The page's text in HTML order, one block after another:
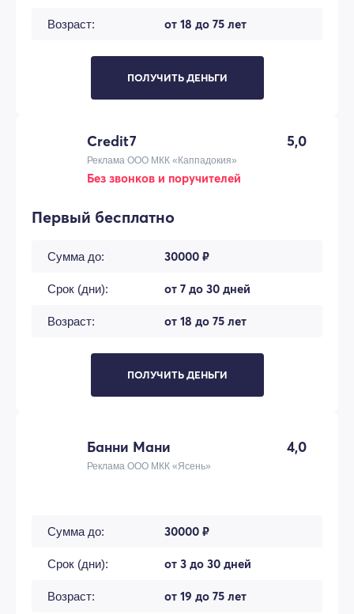
Возраст: от 18 до 75 лет
ПОЛУЧИТЬ ДЕНЬГИ
Credit7 5,0
Реклама ООО МКК «Каппадокия»
Без звонков и поручителей
Первый бесплатно
Сумма до: 30000 ₽
Срок (дни): от 7 до 30 дней
Возраст: от 18 до 75 лет
ПОЛУЧИТЬ ДЕНЬГИ
Банни Мани 4,0
Реклама ООО МКК «Ясень»
Сумма до: 30000 ₽
Срок (дни): от 3 до 30 дней
Возраст: от 19 до 75 лет